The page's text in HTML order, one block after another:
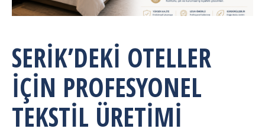
SERIK’DEKI OTELLER
İÇIN PROFESYONEL
TEKSTIL ÜRETIMI